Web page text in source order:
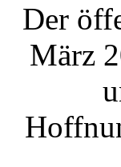
Der
März